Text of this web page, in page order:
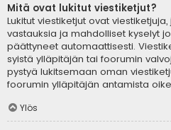
Mitä ovat lukitut viestiketjut?
Lukitut viestiketjut ovat
vastauksia ja mahdolliset kyselyt
päättyneet automaattisesti.
syistä ylläpitäjän tai foorumin
pystyä lukitsemaan oman
foorumin ylläpitäjän antamista
Ylös